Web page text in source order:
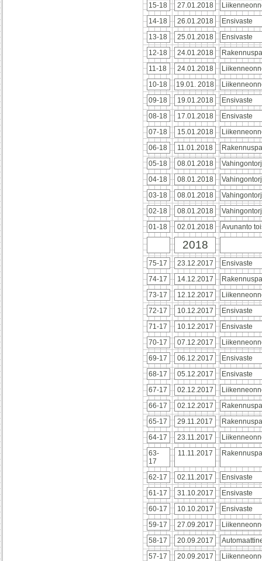
15-18
27.01.2018
14-18
26.01.2018
Ensivaste
13-18
25.01.2018
Ensivaste
12-18
24.01.2018
11-18
24.01.2018
10-18
19.01. 2018
09-18
19.01.2018
Ensivaste
08-18
17.01.2018
Ensivaste
07-18
15.01.2018
06-18
11.01.2018
05-18
08.01.2018
04-18
08.01.2018
03-18
08.01.2018
02-18
08.01.2018
01-18
02.01.2018 Avunanto
2018
75-17 23.12.2017
Ensivaste
74-17
14.12.2017
73-17
12.12.2017
72-17
10.12.2017
Ensivaste
71-17
10.12.2017
Ensivaste
70-17
07.12.2017
69-17
06.12.2017
Ensivaste
68-17
05.12.2017
Ensivaste
67-17
02.12.2017
66-17
02.12.2017
65-17
29.11.2017
64-17
23.11.2017
63-
17
11.11.2017
62-17 02.11.2017
Ensivaste
61-17
31.10.2017
Ensivaste
60-17
10.10.2017
Ensivaste
59-17
27.09.2017
58-17
20.09.2017
57-17
20.09.2017